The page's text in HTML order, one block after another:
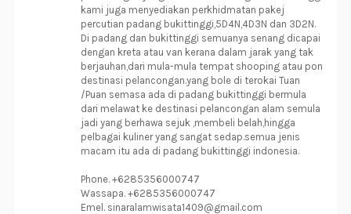
kami juga menyediakan perkhidmatan pakej
percutian padang bukittinggi,5D4N,4D3N dan 3D2N.
Di padang dan bukittinggi semuanya senang dicapai
dengan kreta atau van kerana dalam jarak yang tak
berjauhan,dari mula-mula tempat shooping atau pon
destinasi pelancongan.yang bole di terokai Tuan
/Puan semasa ada di padang bukittinggi bermula
dari melawat ke destinasi pelancongan alam semula
jadi yang berhawa sejuk ,membeli belah,hingga
pelbagai kuliner yang sangat sedap.semua jenis
macam itu ada di padang bukittinggi indonesia.
Phone. +6285356000747
Wassapa. +6285356000747
Emel. sinaralamwisata1409@gmail.com